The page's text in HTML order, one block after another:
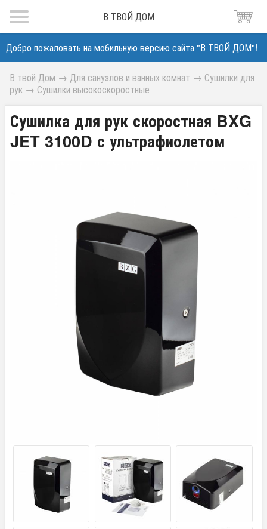
В ТВОЙ ДОМ
Добро пожаловать на мобильную версию сайта "В ТВОЙ ДОМ"!
В твой Дом → Для санузлов и ванных комнат → Сушилки для
рук → Сушилки высокоскоростные
Сушилка для рук скоростная BXG
JET 3100D с ультрафиолетом